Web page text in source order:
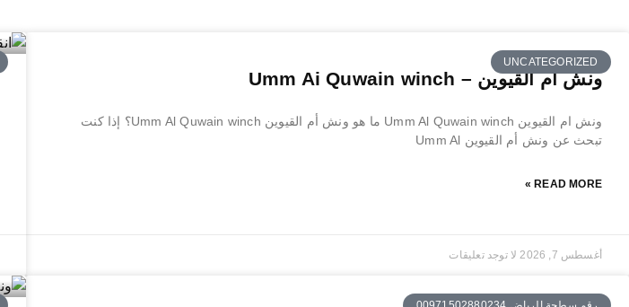
UNCATEGORIZED
ونش ام القيوين – Umm Ai Quwain winch
ونش ام القيوين Umm Al Quwain winch ما هو ونش أم القيوين Umm Al Quwain winch؟ إذا كنت
تبحث عن ونش أم القيوين Umm Al
READ MORE »
أغسطس 7, 2026 لا توجد تعليقات